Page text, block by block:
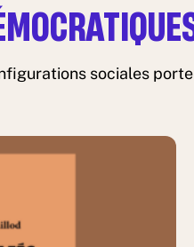
sociales